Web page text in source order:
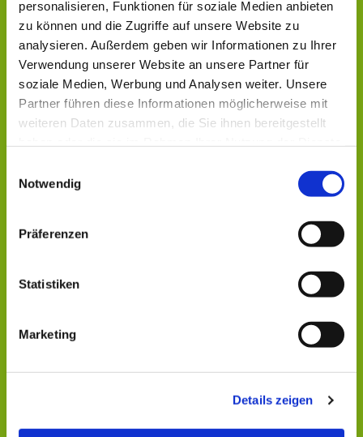
personalisieren, Funktionen für soziale Medien anbieten
zu können und die Zugriffe auf unsere Website zu
analysieren. Außerdem geben wir Informationen zu Ihrer
Verwendung unserer Website an unsere Partner für
soziale Medien, Werbung und Analysen weiter. Unsere
Partner führen diese Informationen möglicherweise mit
weiteren Daten zusammen, die Sie ihnen bereitgestellt
Notwendig
Präferenzen
Statistiken
Marketing
Details zeigen